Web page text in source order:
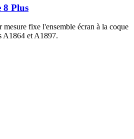
8 Plus
fixe l'ensemble écran à la coque
A1864 et A1897.